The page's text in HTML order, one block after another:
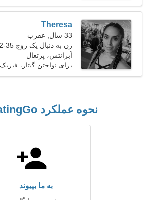
Theresa
33 سال, عقرب
زن به دنبال یک زوج 35-42
آبرانتس، پرتغال
برای نواختن گیتار، فیزیک
نحوه عملکرد PrtDatingGo
به ما بپیوند